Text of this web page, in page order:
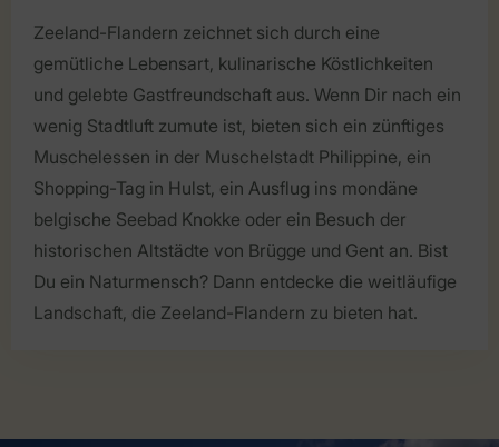
Zeeland-Flandern zeichnet sich durch eine
gemütliche Lebensart, kulinarische Köstlichkeiten
und gelebte Gastfreundschaft aus. Wenn Dir nach ein
wenig Stadtluft zumute ist, bieten sich ein zünftiges
Muschelessen in der Muschelstadt Philippine, ein
Shopping-Tag in Hulst, ein Ausflug ins mondäne
belgische Seebad Knokke oder ein Besuch der
historischen Altstädte von Brügge und Gent an. Bist
Du ein Naturmensch? Dann entdecke die weitläufige
Landschaft, die Zeeland-Flandern zu bieten hat.